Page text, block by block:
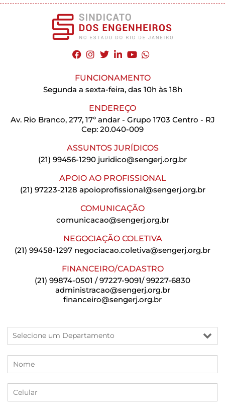
FUNCIONAMENTO
Segunda a sexta-feira, das 10h às 18h
ENDEREÇO
Av. Rio Branco, 277, 17º andar - Grupo 1703 Centro - RJ
Cep: 20.040-009
ASSUNTOS JURÍDICOS
(21) 99456-1290 juridico@sengerj.org.br
APOIO AO PROFISSIONAL
(21) 97223-2128 apoioprofissional@sengerj.org.br
COMUNICAÇÃO
comunicacao@sengerj.org.br
NEGOCIAÇÃO COLETIVA
(21) 99458-1297 negociacao.coletiva@sengerj.org.br
FINANCEIRO/CADASTRO
(21) 99874-0501 / 97227-9091/ 99227-6830
administracao@sengerj.org.br
financeiro@sengerj.org.br